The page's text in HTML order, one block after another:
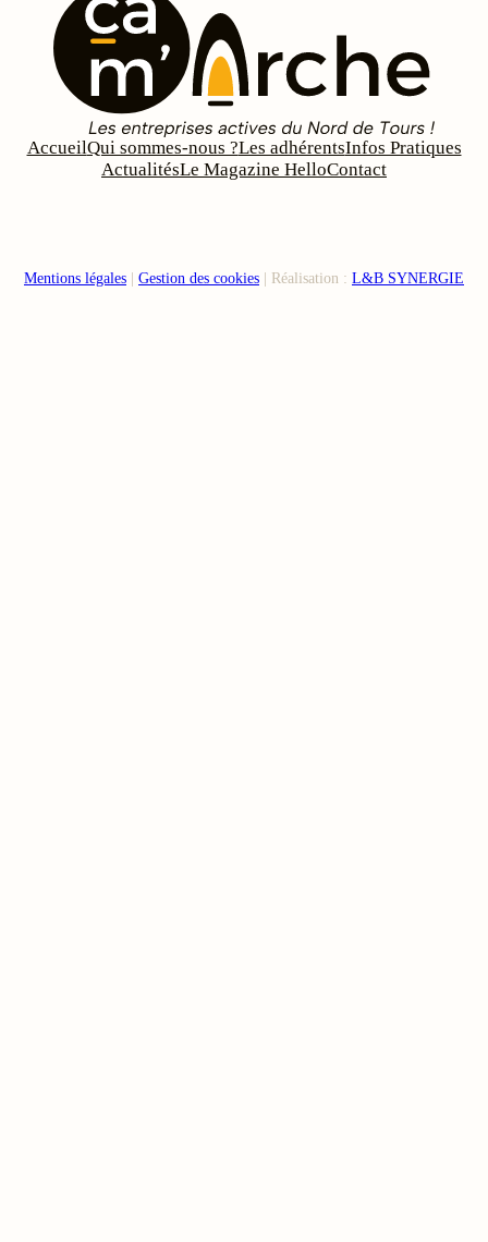
AccueilQui sommes-nous ?Les adhérentsInfos Pratiques
ActualitésLe Magazine HelloContact
Mentions légales | Gestion des cookies | Réalisation : L&B SYNERGIE